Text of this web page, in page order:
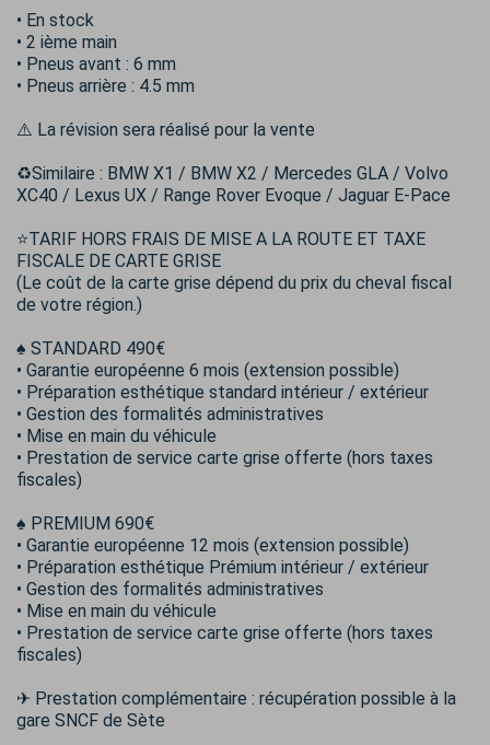
• En stock
• 2 ième main
• Pneus avant : 6 mm
• Pneus arrière : 4.5 mm
⚠️ La révision sera réalisé pour la vente
♻️Similaire : BMW X1 / BMW X2 / Mercedes GLA / Volvo
XC40 / Lexus UX / Range Rover Evoque / Jaguar E‑Pace
⭐TARIF HORS FRAIS DE MISE A LA ROUTE ET TAXE
FISCALE DE CARTE GRISE
(Le coût de la carte grise dépend du prix du cheval fiscal
de votre région.)
♠️ STANDARD 490€
• Garantie européenne 6 mois (extension possible)
• Préparation esthétique standard intérieur / extérieur
• Gestion des formalités administratives
• Mise en main du véhicule
• Prestation de service carte grise offerte (hors taxes
fiscales)
♠️ PREMIUM 690€
• Garantie européenne 12 mois (extension possible)
• Préparation esthétique Prémium intérieur / extérieur
• Gestion des formalités administratives
• Mise en main du véhicule
• Prestation de service carte grise offerte (hors taxes
fiscales)
✈ Prestation complémentaire : récupération possible à la
gare SNCF de Sète